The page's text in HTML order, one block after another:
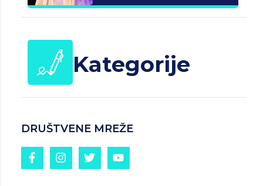
Kategorije
DRUŠTVENE MREŽE